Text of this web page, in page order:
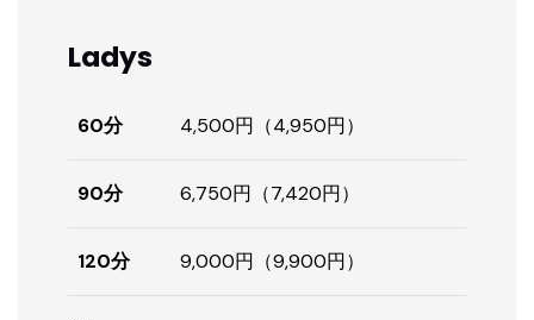
Ladys
60分 4,500円（4,950円）
90分 6,750円（7,420円）
120分 9,000円（9,900円）